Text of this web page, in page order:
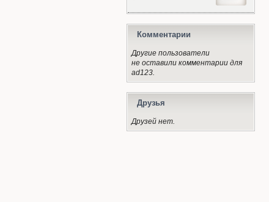
Комментарии
Другие пользователи
не оставили комментарии для
ad123.
Друзья
Друзей нет.